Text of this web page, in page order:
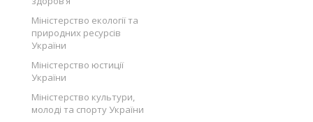
Міністерство екології та
природних ресурсів
України
Міністерство юстиції
України
Міністерство культури,
молоді та спорту України